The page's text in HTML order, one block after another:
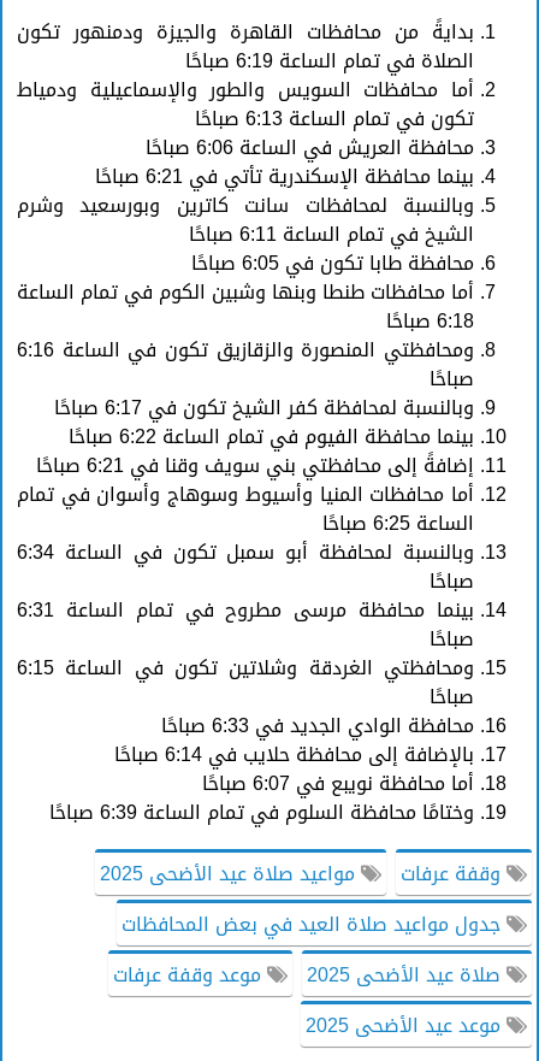
بدايةً من محافظات القاهرة والجيزة ودمنهور تكون
الصلاة في تمام الساعة 6:19 صباحًا
أما محافظات السويس والطور والإسماعيلية ودمياط
تكون في تمام الساعة 6:13 صباحًا
محافظة العريش في الساعة 6:06 صباحًا
بينما محافظة الإسكندرية تأتي في 6:21 صباحًا
وبالنسبة لمحافظات سانت كاترين وبورسعيد وشرم
الشيخ في تمام الساعة 6:11 صباحًا
محافظة طابا تكون في 6:05 صباحًا
أما محافظات طنطا وبنها وشبين الكوم في تمام الساعة
6:18 صباحًا
ومحافظتي المنصورة والزقازيق تكون في الساعة 6:16
صباحًا
وبالنسبة لمحافظة كفر الشيخ تكون في 6:17 صباحًا
بينما محافظة الفيوم في تمام الساعة 6:22 صباحًا
إضافةً إلى محافظتي بني سويف وقنا في 6:21 صباحًا
أما محافظات المنيا وأسيوط وسوهاج وأسوان في تمام
الساعة 6:25 صباحًا
وبالنسبة لمحافظة أبو سمبل تكون في الساعة 6:34
صباحًا
بينما محافظة مرسى مطروح في تمام الساعة 6:31
صباحًا
ومحافظتي الغردقة وشلاتين تكون في الساعة 6:15
صباحًا
محافظة الوادي الجديد في 6:33 صباحًا
بالإضافة إلى محافظة حلايب في 6:14 صباحًا
أما محافظة نويبع في 6:07 صباحًا
وختامًا محافظة السلوم في تمام الساعة 6:39 صباحًا
وقفة عرفات
مواعيد صلاة عيد الأضحى 2025
جدول مواعيد صلاة العيد في بعض المحافظات
صلاة عيد الأضحى 2025
موعد وقفة عرفات
موعد عيد الأضحى 2025